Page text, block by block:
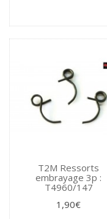
T2M Ressorts
embrayage 3p :
T4960/147
1,90€